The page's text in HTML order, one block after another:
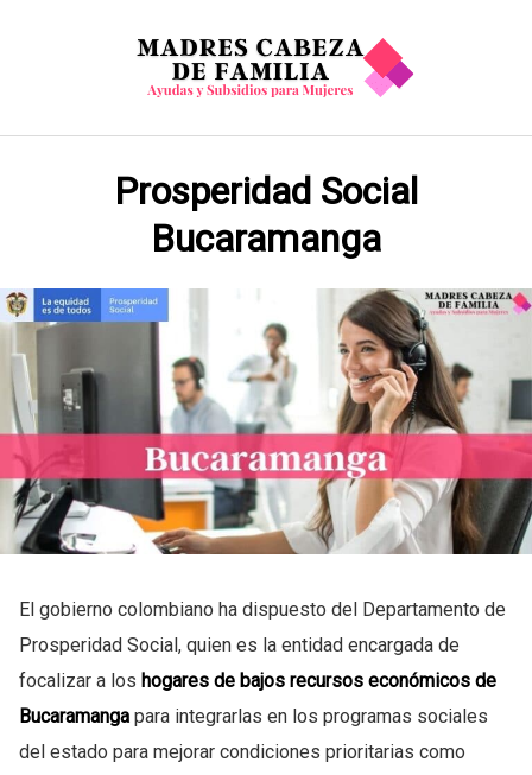
Prosperidad Social
Bucaramanga
El gobierno colombiano ha dispuesto del Departamento de
Prosperidad Social, quien es la entidad encargada de
focalizar a los hogares de bajos recursos económicos de
Bucaramanga para integrarlas en los programas sociales
del estado para mejorar condiciones prioritarias como